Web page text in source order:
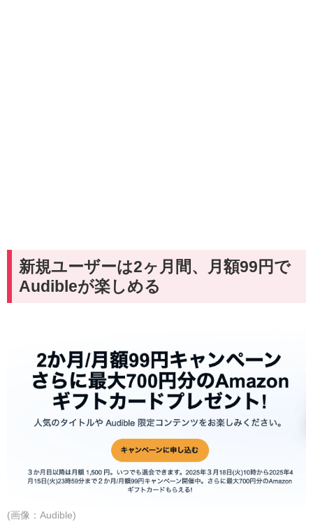
新規ユーザーは2ヶ月間、月額99円で
Audibleが楽しめる
(画像：Audible)